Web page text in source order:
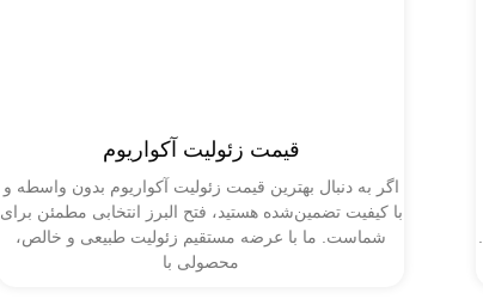
قیمت زئولیت آکواریوم
اگر به دنبال بهترین قیمت زئولیت آکواریوم بدون واسطه و
با کیفیت تضمین‌شده هستید، فتح البرز انتخابی مطمئن برای
شماست. ما با عرضه مستقیم زئولیت طبیعی و خالص،
محصولی با